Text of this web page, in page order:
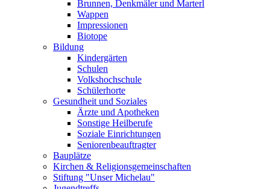
Brunnen, Denkmäler und Marterl
Wappen
Impressionen
Biotope
Bildung
Kindergärten
Schulen
Volkshochschule
Schülerhorte
Gesundheit und Soziales
Ärzte und Apotheken
Sonstige Heilberufe
Soziale Einrichtungen
Seniorenbeauftragter
Bauplätze
Kirchen & Religionsgemeinschaften
Stiftung "Unser Michelau"